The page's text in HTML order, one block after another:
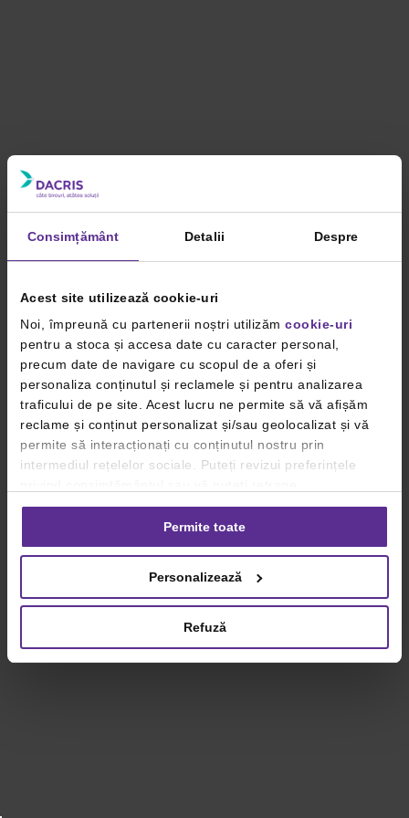
Consimțământ Detalii Despre
Acest site utilizează cookie-uri
Noi, împreună cu partenerii noștri utilizăm cookie-uri
pentru a stoca și accesa date cu caracter personal,
precum date de navigare cu scopul de a oferi și
personaliza conținutul și reclamele și pentru analizarea
traficului de pe site. Acest lucru ne permite să vă afișăm
reclame și conținut personalizat și/sau geolocalizat și vă
permite să interacționați cu conținutul nostru prin
intermediul rețelelor sociale. Puteți revizui preferințele
consimțământul oricând, făcând click pe linkul către
setările dvs. de cookie-uri.
privind utilizarea modulelor cookie.Detalii
Permite toate
Personalizează
Refuză